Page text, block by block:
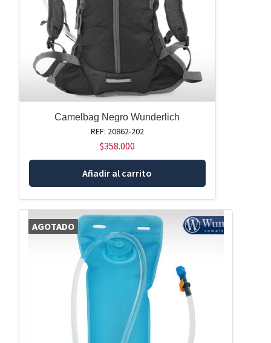
Camelbag Negro Wunderlich
REF: 20862-202
$358.000
Añadir al carrito
AGOTADO